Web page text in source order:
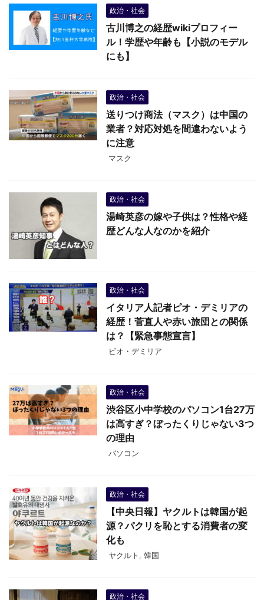
政治・社会
古川博之の経歴wikiプロフィー
ル！学歴や年齢も【小説のモデル
にも】
政治・社会
送りつけ商法（マスク）は中国の
業者？対応対処を間違わないよう
に注意
マスク
政治・社会
湯崎英彦の嫁や子供は？性格や経
歴どんな人なのかを紹介
政治・社会
イタリア人記者ピオ・デミリアの
経歴！菅直人や赤い旅団との関係
は？【緊急事態宣言】
ピオ・デミリア
政治・社会
渋谷区小中学校のパソコン1台27万
は高すぎ？ぼったくりじゃない3つ
の理由
パソコン
政治・社会
【中央日報】ヤクルトは韓国が起
源？パクリを恥とする消費者の変
化も
ヤクルト 韓国
政治・社会